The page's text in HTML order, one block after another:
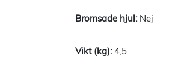
Nej
4,5